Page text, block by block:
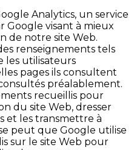
Analytics, un service
Google visant à mieux
de notre site Web.
renseignements tels
les utilisateurs
pages ils consultent
préalablement.
recueillis pour
du site Web, dresser
et les transmettre à
peut que Google utilise
sur le site Web pour